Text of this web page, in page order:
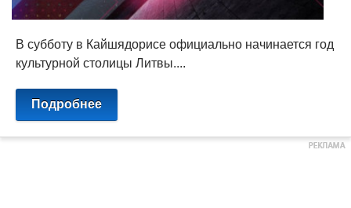
В субботу в Кайшядорисе официально начинается год
культурной столицы Литвы....
Подробнее